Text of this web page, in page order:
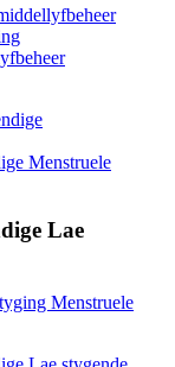
Menstruele
Lae